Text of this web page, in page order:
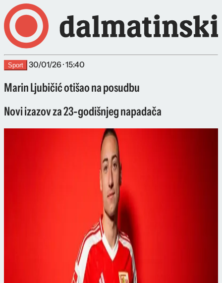
Sport 30/01/26 · 15:40
Marin Ljubičić otišao na posudbu
Novi izazov za 23-godišnjeg napadača